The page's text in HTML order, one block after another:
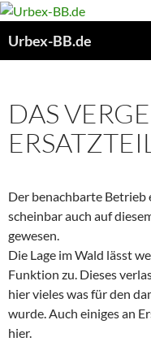
Urbex-BB.de
DAS
Der benachbarte Betrieb
scheinbar auch auf
gewesen.
Die Lage im Wald lässt
Funktion zu. Dieses
hier vieles was für den
wurde. Auch einiges an
hier.